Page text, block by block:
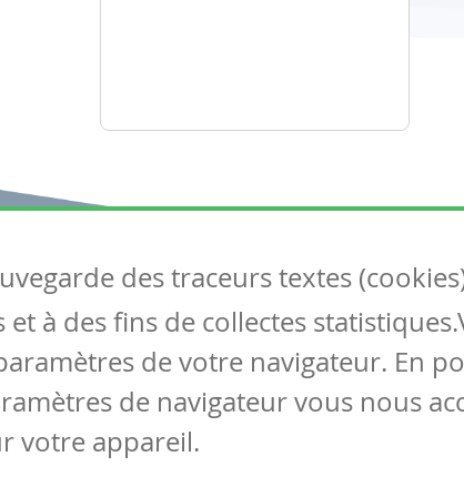
Articles
Tous les articles
Articles DYS
Circulaires
des traceurs textes
à des fins de collectes
de votre navigateur. En
de navigateur vous nous
votre appareil.